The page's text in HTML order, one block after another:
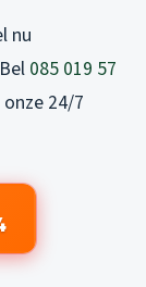
nu
085 019 57
24/7